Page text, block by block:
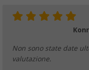
Non sono state date
valutazione.